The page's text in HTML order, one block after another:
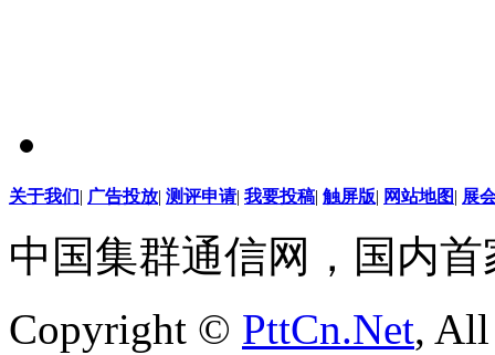
关于我们| 广告投放| 测评申请| 我要投稿| 触屏版| 网站地图| 展
中国集群通信网，国内
Copyright © PttCn.Net,